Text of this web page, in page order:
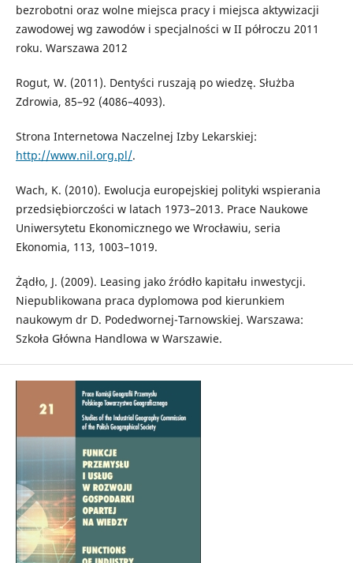
bezrobotni oraz wolne miejsca pracy i miejsca aktywizacji
zawodowej wg zawodów i specjalności w II półroczu 2011
roku. Warszawa 2012
Rogut, W. (2011). Dentyści ruszają po wiedzę. Służba
Zdrowia, 85–92 (4086–4093).
Strona Internetowa Naczelnej Izby Lekarskiej:
http://www.nil.org.pl/.
Wach, K. (2010). Ewolucja europejskiej polityki wspierania
przedsiębiorczości w latach 1973–2013. Prace Naukowe
Uniwersytetu Ekonomicznego we Wrocławiu, seria
Ekonomia, 113, 1003–1019.
Żądło, J. (2009). Leasing jako źródło kapitału inwestycji.
Niepublikowana praca dyplomowa pod kierunkiem
naukowym dr D. Podedwornej-Tarnowskiej. Warszawa:
Szkoła Główna Handlowa w Warszawie.